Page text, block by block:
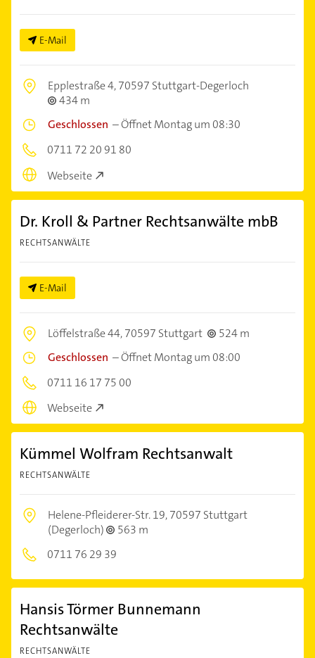
E-Mail
Epplestraße 4,70597 Stuttgart-Degerloch
434 m
Geschlossen –Öffnet Montag um 08:30
0711 72 20 91 80
Webseite
Dr. Kroll & Partner Rechtsanwälte mbB
RECHTSANWÄLTE
E-Mail
Löffelstraße 44,70597 Stuttgart
524 m
Geschlossen –Öffnet Montag um 08:00
0711 16 17 75 00
Webseite
Kümmel Wolfram Rechtsanwalt
RECHTSANWÄLTE
Helene-Pfleiderer-Str. 19,70597 Stuttgart
(Degerloch)
563 m
0711 76 29 39
Hansis Törmer Bunnemann
Rechtsanwälte
RECHTSANWÄLTE